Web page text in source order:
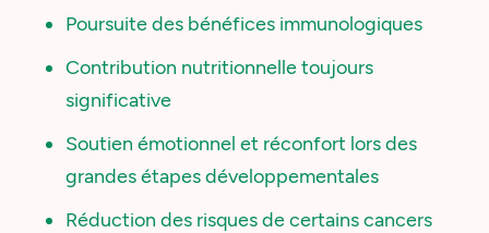
Poursuite des bénéfices immunologiques
Contribution nutritionnelle toujours
significative
Soutien émotionnel et réconfort lors des
grandes étapes développementales
Réduction des risques de certains cancers